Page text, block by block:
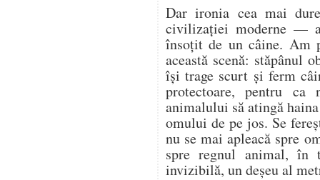
Dar ironia cea mai
civilizației moderne —
însoțit de un câine. Am
această scenă: stăpânul
își trage scurt și ferm
protectoare, pentru ca
animalului să atingă
omului de pe jos. Se
nu se mai apleacă spre
spre regnul animal, în
invizibilă, un deșeu al